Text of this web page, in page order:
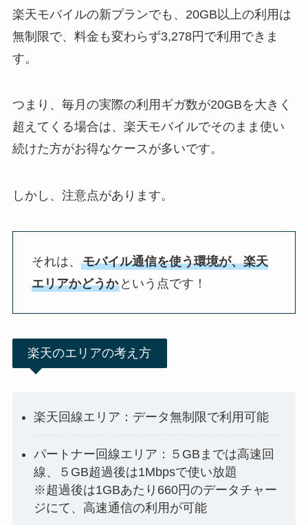
楽天モバイルの新プランでも、20GB以上の利用は
無制限で、料金も変わらず3,278円で利用できま
す。
つまり、毎月の実際の利用ギガ数が20GBを大きく
超えてくる場合は、楽天モバイルでそのまま使い
続けた方がお得なケースが多いです。
しかし、注意点があります。
それは、 モバイル通信を使う環境が、楽天
エリアかどうかという点です！
楽天のエリアの考え方
楽天回線エリア：データ無制限で利用可能
パートナー回線エリア：５GBまでは高速回
線、５GB超過後は1Mbpsで使い放題
※超過後は1GBあたり660円のデータチャー
ジにて、高速通信の利用が可能